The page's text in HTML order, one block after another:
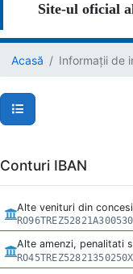
Site-ul oficial
Acasă Informații de
Secțiuni pagină
Conturi IBAN
Alte venituri din
Alte amenzi, penalitati